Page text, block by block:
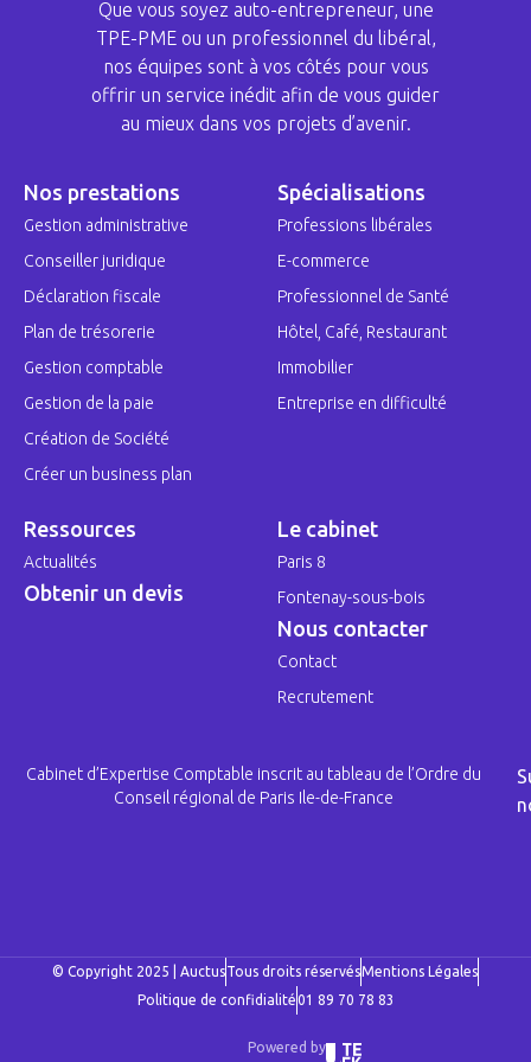
Que vous soyez auto-entrepreneur, une
TPE-PME ou un professionnel du libéral,
nos équipes sont à vos côtés pour vous
offrir un service inédit afin de vous guider
au mieux dans vos projets d’avenir.
Nos prestations
Gestion administrative
Conseiller juridique
Déclaration fiscale
Plan de trésorerie
Gestion comptable
Gestion de la paie
Création de Société
Créer un business plan
Spécialisations
Professions libérales
E-commerce
Professionnel de Santé
Hôtel, Café, Restaurant
Immobilier
Entreprise en difficulté
Ressources
Actualités
Obtenir un devis
Le cabinet
Paris 8
Fontenay-sous-bois
Nous contacter
Contact
Recrutement
Cabinet d’Expertise Comptable inscrit au tableau de l’Ordre du
Conseil régional de Paris Ile-de-France
© Copyright 2025 | AuctusTous droits réservésMentions Légales
Politique de confidialité01 89 70 78 83
Powered by